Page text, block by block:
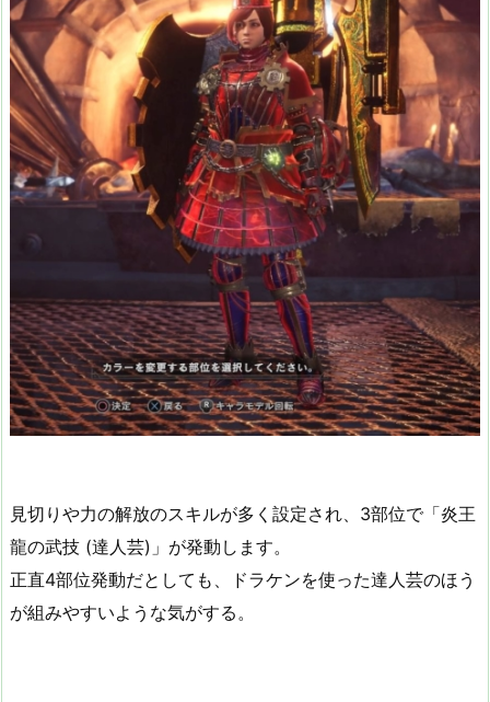
見切りや力の解放のスキルが多く設定され、3部位で「炎王
龍の武技 (達人芸)」が発動します。
正直4部位発動だとしても、ドラケンを使った達人芸のほう
が組みやすいような気がする。